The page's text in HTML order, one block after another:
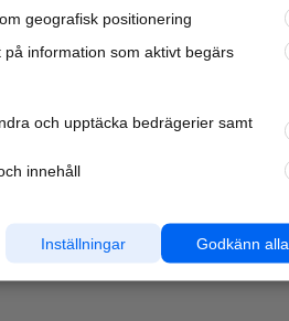
geografisk positionering
information som aktivt begärs
och upptäcka bedrägerier samt
innehåll
Godkänn alla
Inställningar